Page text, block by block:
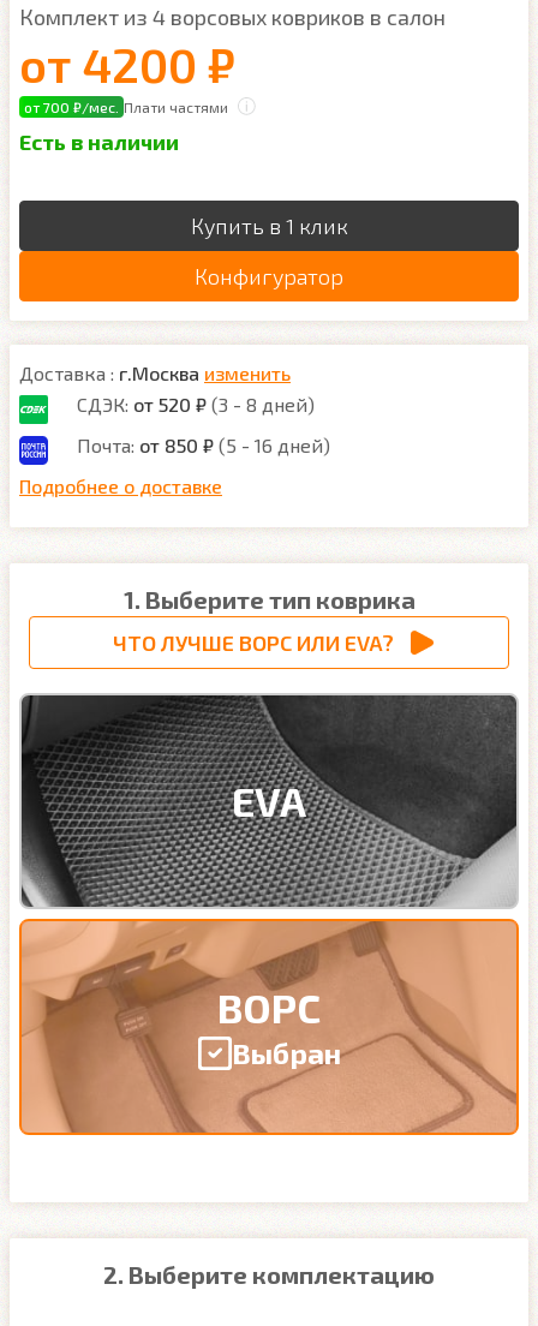
Комплект из 4 ворсовых ковриков в салон
от 4200 ₽
от 700 ₽/мес. Плати частями
Есть в наличии
Купить в 1 клик
Конфигуратор
Доставка : г.Москва изменить
СДЭК: от 520 ₽ (3 - 8 дней)
Почта: от 850 ₽ (5 - 16 дней)
Подробнее о доставке
1. Выберите тип коврика
ЧТО ЛУЧШЕ ВОРС ИЛИ EVA?
EVA
ВОРС
Выбран
2. Выберите комплектацию